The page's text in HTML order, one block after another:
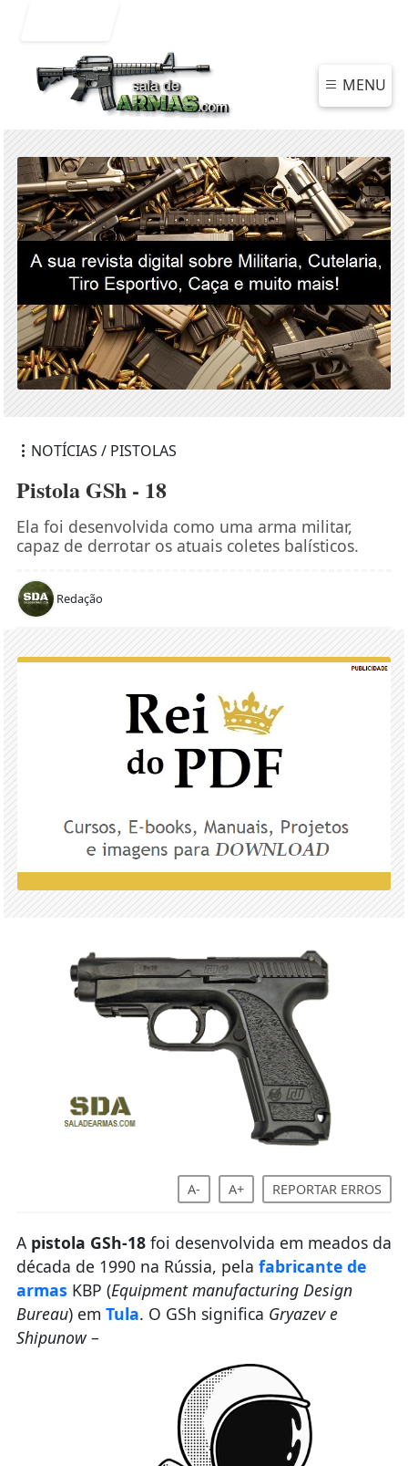
MENU
NOTÍCIAS / PISTOLAS
Pistola GSh - 18
Ela foi desenvolvida como uma arma militar,
capaz de derrotar os atuais coletes balísticos.
Redação
A- A+ REPORTAR ERROS
A pistola GSh-18foi desenvolvida em meados da
década de 1990 na Rússia, pela fabricante de
armas KBP (Equipment manufacturing Design
Bureau) em Tula. O GSh significa Gryazev e
Shipunow–